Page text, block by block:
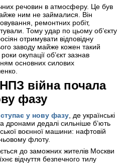
речовин в атмосферу. Це був
ним не займалися. Він
ремонтних робіт,
Тому удар по цьому об’єкту
отримувати відповідну
заводу майже кожен такий
окупації об’єкт зазнав
основних силових
війна почала
фазу
у нову фазу, де українські
дронами дедалі сильніше б’ють
воєнної машини: нафтовій
флоту.
до заможних жителів Москви
відчуття безпечного тилу